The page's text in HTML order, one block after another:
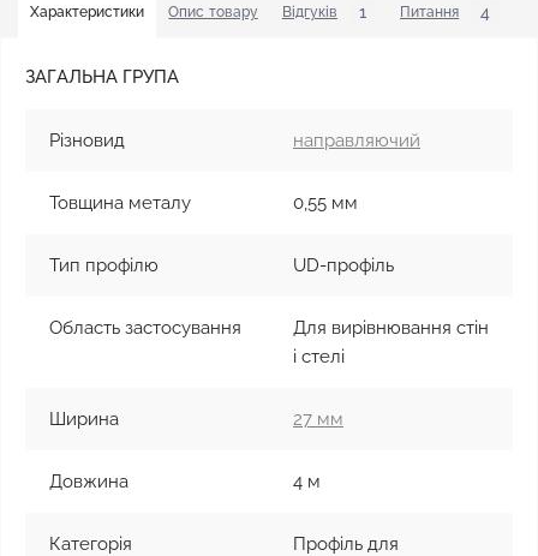
Характеристики Опис товару Відгуків 1 Питання 4
ЗАГАЛЬНА ГРУПА
Різновид направляючий
Товщина металу 0,55 мм
Тип профілю UD-профіль
Область застосування
Для вирівнювання стін
і стелі
Ширина 27 мм
Довжина 4 м
Категорія
Профіль для